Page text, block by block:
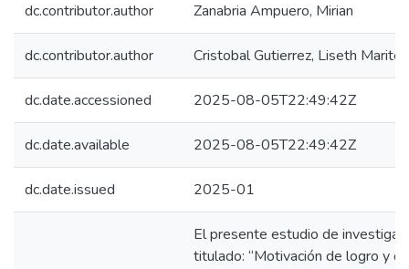
dc.contributor.author Zanabria Ampuero, Mirian
dc.contributor.author Cristobal Gutierrez, Liseth
dc.date.accessioned 2025-08-05T22:49:42Z
dc.date.available 2025-08-05T22:49:42Z
dc.date.issued 2025-01
El presente estudio de
titulado: “Motivación de logro y